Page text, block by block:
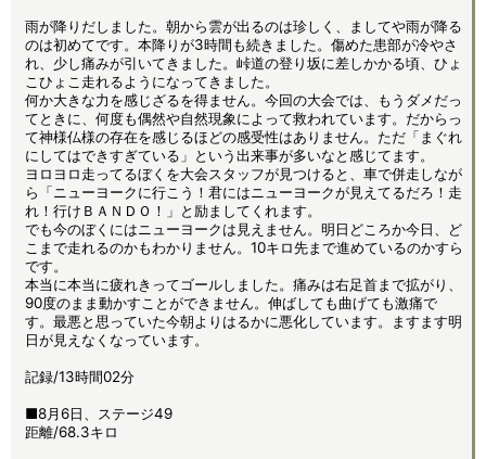
雨が降りだしました。朝から雲が出るのは珍しく、ましてや雨が降る
のは初めてです。本降りが3時間も続きました。傷めた患部が冷やさ
れ、少し痛みが引いてきました。峠道の登り坂に差しかかる頃、ひょ
こひょこ走れるようになってきました。
何か大きな力を感じざるを得ません。今回の大会では、もうダメだっ
てときに、何度も偶然や自然現象によって救われています。だからっ
て神様仏様の存在を感じるほどの感受性はありません。ただ「まぐれ
にしてはできすぎている」という出来事が多いなと感じてます。
ヨロヨロ走ってるぼくを大会スタッフが見つけると、車で併走しなが
ら「ニューヨークに行こう！君にはニューヨークが見えてるだろ！走
れ！行けＢＡＮＤＯ！」と励ましてくれます。
でも今のぼくにはニューヨークは見えません。明日どころか今日、ど
こまで走れるのかもわかりません。10キロ先まで進めているのかすら
です。
本当に本当に疲れきってゴールしました。痛みは右足首まで拡がり、
90度のまま動かすことができません。伸ばしても曲げても激痛で
す。最悪と思っていた今朝よりはるかに悪化しています。ますます明
日が見えなくなっています。
記録/13時間02分
■8月6日、ステージ49
距離/68.3キロ